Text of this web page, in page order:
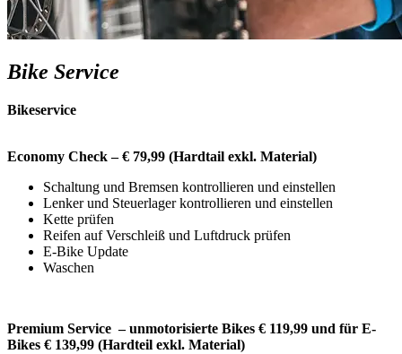
Bike Service
Bikeservice
Economy Check – € 79,99 (Hardtail exkl. Material)
Schaltung und Bremsen kontrollieren und einstellen
Lenker und Steuerlager kontrollieren und einstellen
Kette prüfen
Reifen auf Verschleiß und Luftdruck prüfen
E-Bike Update
Waschen
Premium Service – unmotorisierte Bikes € 119,99 und für E-
Bikes € 139,99 (Hardteil exkl. Material)